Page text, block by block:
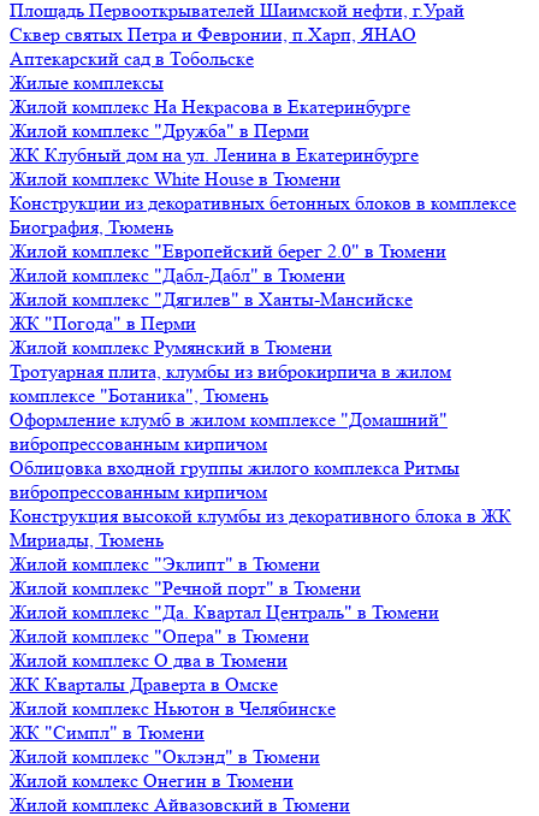
Площадь Первооткрывателей Шаимской нефти, г.Урай
Сквер святых Петра и Февронии, п.Харп, ЯНАО
Аптекарский сад в Тобольске
Жилые комплексы
Жилой комплекс На Некрасова в Екатеринбурге
Жилой комплекс "Дружба" в Перми
ЖК Клубный дом на ул. Ленина в Екатеринбурге
Жилой комплекс White House в Тюмени
Конструкции из декоративных бетонных блоков в комплексе
Биография, Тюмень
Жилой комплекс "Европейский берег 2.0" в Тюмени
Жилой комплекс "Дабл-Дабл" в Тюмени
Жилой комплекс "Дягилев" в Ханты-Мансийске
ЖК "Погода" в Перми
Жилой комплекс Румянский в Тюмени
Тротуарная плита, клумбы из виброкирпича в жилом
комплексе "Ботаника", Тюмень
Оформление клумб в жилом комплексе "Домашний"
вибропрессованным кирпичом
Облицовка входной группы жилого комплекса Ритмы
вибропрессованным кирпичом
Конструкция высокой клумбы из декоративного блока в ЖК
Мириады, Тюмень
Жилой комплекс "Эклипт" в Тюмени
Жилой комплекс "Речной порт" в Тюмени
Жилой комплекс "Да. Квартал Централь" в Тюмени
Жилой комплекс "Опера" в Тюмени
Жилой комплекс О два в Тюмени
ЖК Кварталы Драверта в Омске
Жилой комплекс Ньютон в Челябинске
ЖК "Симпл" в Тюмени
Жилой комплекс "Оклэнд" в Тюмени
Жилой комлекс Онегин в Тюмени
Жилой комплекс Айвазовский в Тюмени